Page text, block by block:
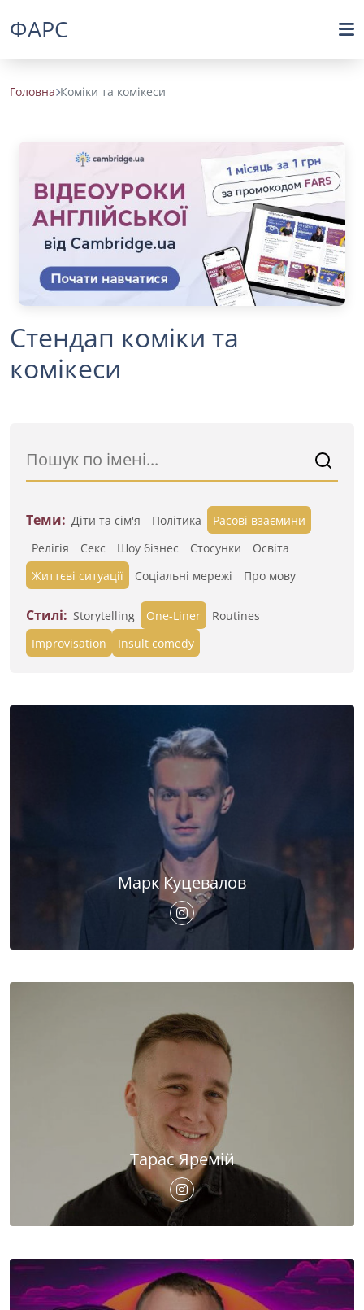
ФАРС
Головна Коміки та комікеси
Стендап коміки та
комікеси
Теми: Діти та сім'я Політика
Расові взаємини
Релігія
Секс Шоу бізнес Стосунки
Освіта
Життєві ситуації
Cоціальні мережі Про мову
Стилі: Storytelling One-Liner
Routines
Improvisation
Insult comedy
Марк Куцевалов
Тарас Яремій